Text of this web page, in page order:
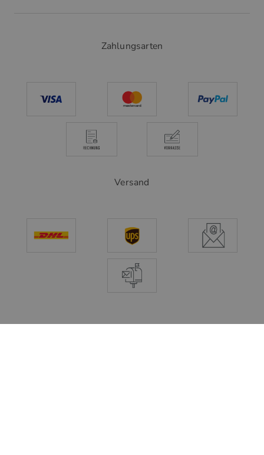
Zahlungsarten
Versand